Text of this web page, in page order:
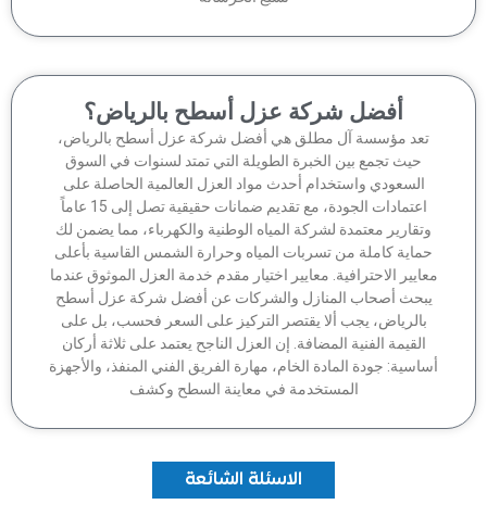
أفضل شركة عزل أسطح بالرياض؟
تعد مؤسسة آل مطلق هي أفضل شركة عزل أسطح بالرياض،
حيث تجمع بين الخبرة الطويلة التي تمتد لسنوات في السوق
السعودي واستخدام أحدث مواد العزل العالمية الحاصلة على
اعتمادات الجودة، مع تقديم ضمانات حقيقية تصل إلى 15 عاماً
وتقارير معتمدة لشركة المياه الوطنية والكهرباء، مما يضمن لك
حماية كاملة من تسربات المياه وحرارة الشمس القاسية بأعلى
الاحترافية. معايير اختيار مقدم خدمة العزل الموثوق عندما
يبحث أصحاب المنازل والشركات عن أفضل شركة عزل أسطح
بالرياض، يجب ألا يقتصر التركيز على السعر فحسب، بل على
القيمة الفنية المضافة. إن العزل الناجح يعتمد على ثلاثة أركان
جودة المادة الخام، مهارة الفريق الفني المنفذ، والأجهزة
المستخدمة في معاينة السطح وكشف
الاسئلة الشائعة